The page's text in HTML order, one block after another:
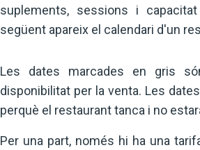
suplements, sessions i
següent apareix el calendari d'un
Les dates marcades en gris
disponibilitat per la venta. Les
perquè el restaurant tanca i no
Per una part, només hi ha una